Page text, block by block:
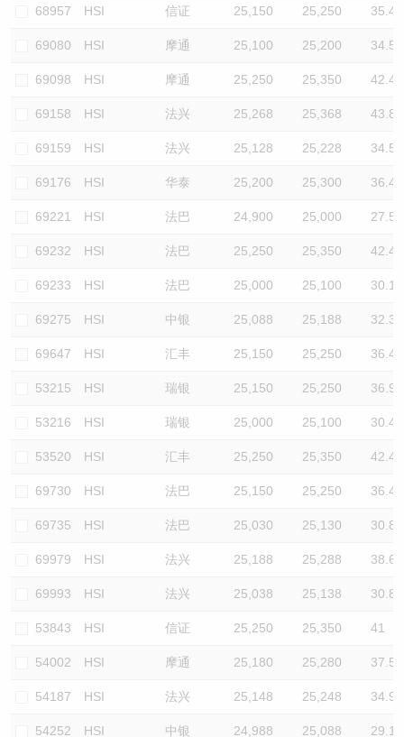
68957 HSI 信证 25,150 25,250 35.4
69080 HSI 摩通 25,100 25,200 34.5
69098 HSI 摩通 25,250 25,350 42.4
69158 HSI 法兴 25,268 25,368 43.8
69159 HSI 法兴 25,128 25,228 34.5
69176 HSI 华泰 25,200 25,300 36.4
69221 HSI 法巴 24,900 25,000 27.5
69232 HSI 法巴 25,250 25,350 42.4
69233 HSI 法巴 25,000 25,100 30.1
69275 HSI 中银 25,088 25,188 32.3
69647 HSI 汇丰 25,150 25,250 36.4
53215 HSI 瑞银 25,150 25,250 36.9
53216 HSI 瑞银 25,000 25,100 30.4
53520 HSI 汇丰 25,250 25,350 42.4
69730 HSI 法巴 25,150 25,250 36.4
69735 HSI 法巴 25,030 25,130 30.8
69979 HSI 法兴 25,188 25,288 38.6
69993 HSI 法兴 25,038 25,138 30.8
53843 HSI 信证 25,250 25,350 41
54002 HSI 摩通 25,180 25,280 37.5
54187 HSI 法兴 25,148 25,248 34.9
54252 HSI 中银 24,988 25,088 29.1